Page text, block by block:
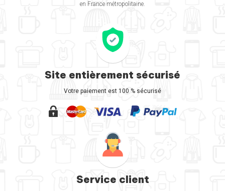
en France métropolitaine.
Site entièrement sécurisé
Votre paiement est 100 % sécurisé
Service client